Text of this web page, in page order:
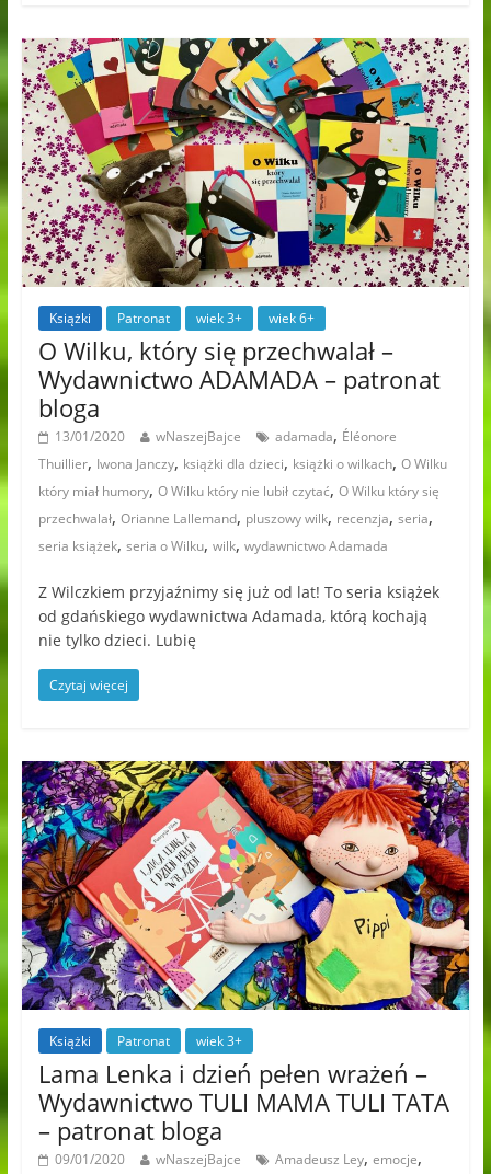
Książki Patronat wiek 3+ wiek 6+
O Wilku, który się przechwalał –
Wydawnictwo ADAMADA – patronat
bloga
13/01/2020 wNaszejBajce adamada, Éléonore
Thuillier, Iwona Janczy, książki dla dzieci, książki o wilkach, O Wilku
który miał humory, O Wilku który nie lubił czytać, O Wilku który się
przechwalał, Orianne Lallemand, pluszowy wilk, recenzja, seria,
seria książek, seria o Wilku, wilk, wydawnictwo Adamada
Z Wilczkiem przyjaźnimy się już od lat! To seria książek
od gdańskiego wydawnictwa Adamada, którą kochają
nie tylko dzieci. Lubię
Czytaj więcej
Książki Patronat wiek 3+
Lama Lenka i dzień pełen wrażeń –
Wydawnictwo TULI MAMA TULI TATA
– patronat bloga
09/01/2020 wNaszejBajce Amadeusz Ley, emocje,